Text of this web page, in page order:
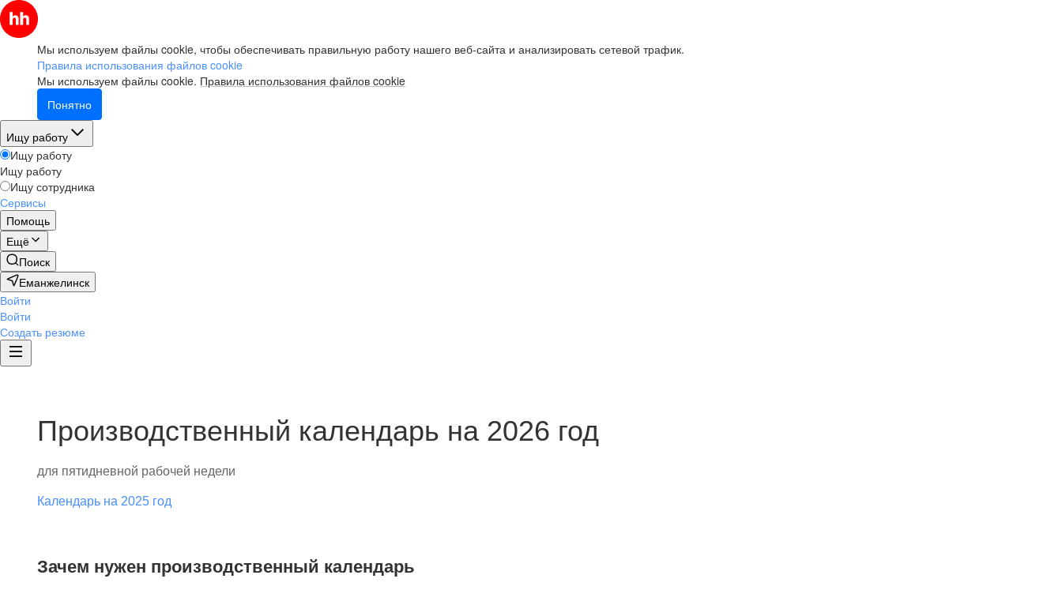
Мы используем файлы cookie, чтобы обеспечивать правильную работу нашего веб-сайта и анализировать сетевой трафик.
Правила использования файлов cookie
Мы используем файлы cookie. Правила использования файлов cookie
Понятно
Ищу работу
Ищу работу
Ищу работу
Ищу сотрудника
Сервисы
Помощь
Ещё
Поиск
Еманжелинск
Войти
Войти
Создать резюме
Производственный календарь на 2026 год
для пятидневной рабочей недели
Календарь на 2025 год
Зачем нужен производственный календарь